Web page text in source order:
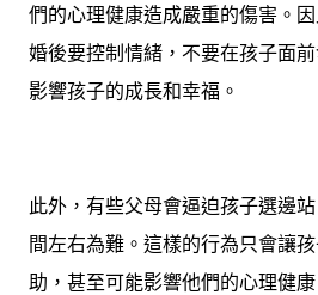
們的心理健康造成嚴重的傷害。
婚後要控制情緒，不要在孩子面
影響孩子的成長和幸福。
此外，有些父母會逼迫孩子選邊
間左右為難。這樣的行為只會讓
助，甚至可能影響他們的心理健